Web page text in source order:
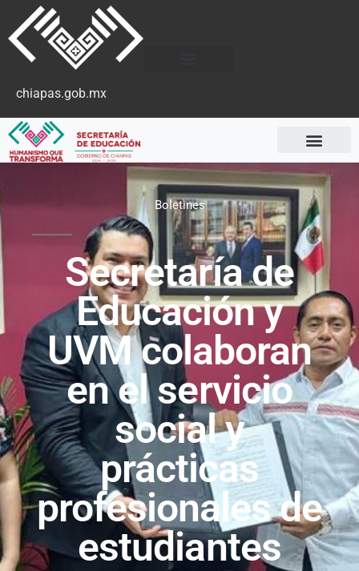
chiapas.gob.mx
Boletines
Secretaría de
Educación y
UVM colaboran
en el servicio
social y
prácticas
profesionales de
estudiantes